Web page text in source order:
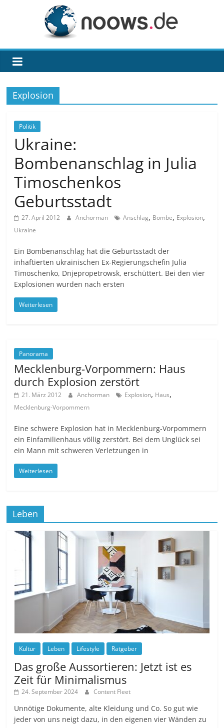
noows.de
Explosion
Politik
Ukraine:
Bombenanschlag in Julia
Timoschenkos
Geburtsstadt
27. April 2012 Anchorman Anschlag, Bombe, Explosion,
Ukraine
Ein Bombenanschlag hat die Geburtsstadt der
inhaftierten ukrainischen Ex-Regierungschefin Julia
Timoschenko, Dnjepropetrowsk, erschüttert. Bei den vier
Explosionen wurden nach ersten
Weiterlesen
Panorama
Mecklenburg-Vorpommern: Haus
durch Explosion zerstört
21. März 2012 Anchorman Explosion, Haus,
Mecklenburg-Vorpommern
Eine schwere Explosion hat in Mecklenburg-Vorpommern
ein Einfamilienhaus völlig zerstört. Bei dem Unglück sei
ein Mann mit schweren Verletzungen in
Weiterlesen
Leben
Kultur Leben Lifestyle Ratgeber
Das große Aussortieren: Jetzt ist es
Zeit für Minimalismus
24. September 2024 Content Fleet
Unnötige Dokumente, alte Kleidung und Co. So gut wie
jeder von uns neigt dazu, in den eigenen vier Wänden zu